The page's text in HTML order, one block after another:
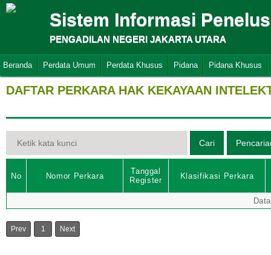
Sistem Informasi
PENGADILAN NEGERI JAKARTA UTARA
Beranda Perdata Umum Perdata Khusus Pidana Pidana Khusus
DAFTAR PERKARA HAK KEKAYAAN
No Nomor Perkara
Tanggal
Register
Klasifikasi Perkara
Prev 1 Next